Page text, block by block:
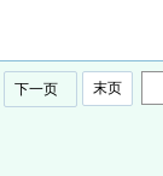
下一页 末页